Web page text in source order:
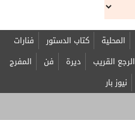
المحلية كتاب الدستور
فنارات
الرجع القريب ديرة فن
المفرج
نيوز بار